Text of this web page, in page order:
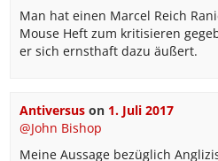
Man hat einen Marcel Reich
Mouse Heft zum kritisieren
er sich ernsthaft dazu äußert.
Antiversuson 1. Juli 2017
@John Bishop
Meine Aussage bezüglich